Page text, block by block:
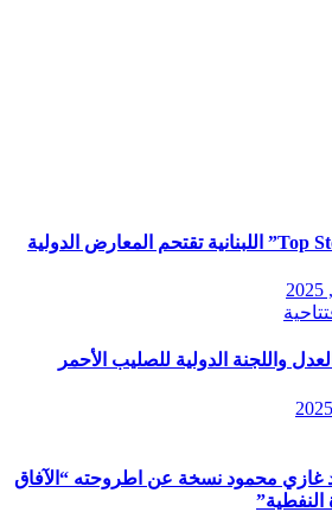
واللجنة الدولية للصليب الأحمر
غازي محمود نسخة عن اطروحته “الآفاق
النفطية”